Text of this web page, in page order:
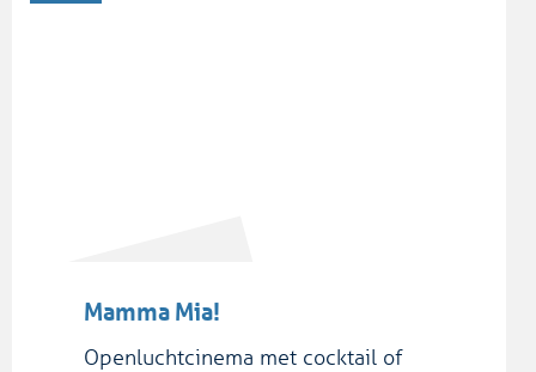
Mamma Mia!
Openluchtcinema met cocktail of